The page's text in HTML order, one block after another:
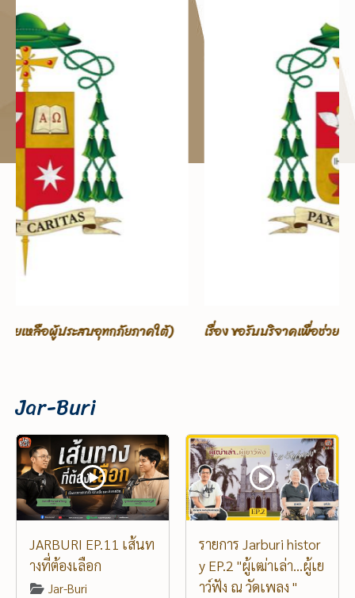
เรื่อง ขอรับบริจาคเพื่อช่วยเหลือผู้ประสบอุทกภัยภาคใต้
Jar-Buri
JARBURI EP.11 เส้นท
างที่ต้องเลือก
Jar-Buri
รายการ Jarburi histor
y EP.2 "ผู้เฒ่าเล่า...ผู้เย
าว์ฟัง ณ วัดเพลง "